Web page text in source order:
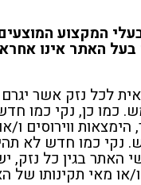
המקצוע
בעל האתר אינו
לכל נזק אשר
כמו כן, נקי כמו
ווירוסים ו/
כמו חדש לא
האתר בגין כל
או מאי תקינותו
Sergey Laskalo
הכול בחיים הולך
בדיוק הרגע שבו נמדדת
האמיתית. הכי חשוב
להתמודד עם מה שלא